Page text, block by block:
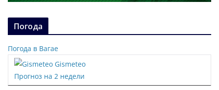
Погода
Погода в Вагае
Gismeteo
Прогноз на 2 недели